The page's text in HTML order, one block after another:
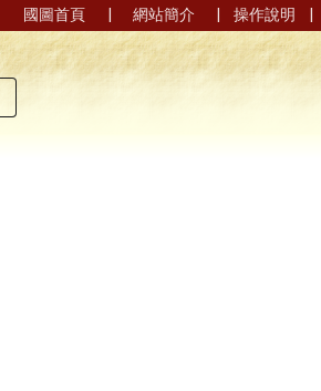
國圖首頁 | 網站簡介 | 操作說明 |